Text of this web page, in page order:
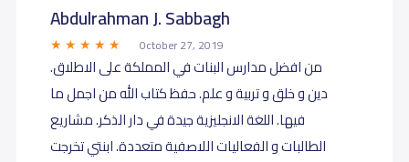
Abdulrahman J. Sabbagh
October 27, 2019
من افضل مدارس البنات في المملكة على الاطلاق.
دين و خلق و تربية و علم. حفظ كتاب الله من اجمل ما
فيها. اللغة الانجليزية جيدة في دار الذكر. مشاريع
الطالبات و الفعاليات اللاصفية متعددة. ابنتي تخرجت